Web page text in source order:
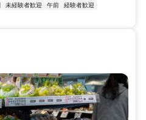
未経験者歓迎 午前
経験者歓迎